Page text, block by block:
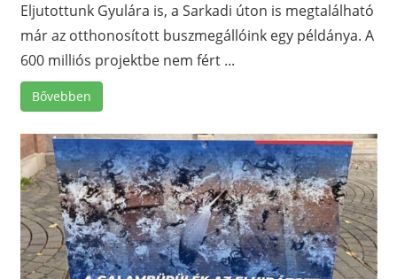
Eljutottunk Gyulára is, a Sarkadi úton is megtalálható
már az otthonosított buszmegállóink egy példánya. A
600 milliós projektbe nem fért ...
Bővebben